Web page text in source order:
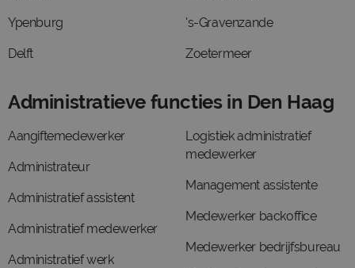
Ypenburg
Delft
's-Gravenzande
Zoetermeer
Administratieve functies in Den Haag
Aangiftemedewerker
Administrateur
Administratief assistent
Administratief medewerker
Administratief werk
Logistiek administratief
medewerker
Management assistente
Medewerker backoffice
Medewerker bedrijfsbureau